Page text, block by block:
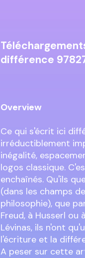
différence
Overview
Ce qui s'écrit ici
irréductiblement
inégalité,
logos classique.
enchaînés. Qu'ils
(dans les champs
philosophie), que
Freud, à Husserl ou
Lévinas, ils n'ont
l'écriture et la
A peser sur cette